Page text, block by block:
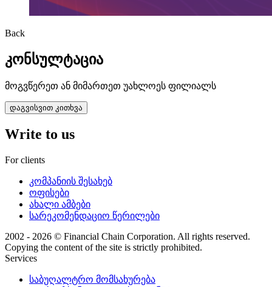
Back
კონსულტაცია
მოგვწერეთ ან მიმართეთ უახლოეს ფილიალს
დაგვისვით კითხვა
Write to us
For clients
კომპანიის შესახებ
ოფისები
ახალი ამბები
სარეკომენდაციო წერილები
2002 - 2026 © Financial Chain Corporation. All rights reserved.
Copying the content of the site is strictly prohibited.
Services
საბუღალტრო მომსახურება